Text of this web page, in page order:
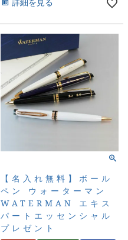
詳細を見る
【名入れ無料】ボール
ペン ウォーターマン
WATERMAN エキス
パートエッセンシャル
プレゼント